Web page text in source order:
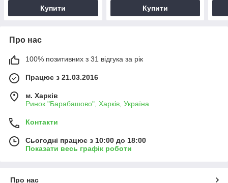
Купити Купити
Про нас
100% позитивних з 31 відгука за рік
Працює з 21.03.2016
м. Харків
Ринок "Барабашово", Харків, Україна
Контакти
Сьогодні працює з 10:00 до 18:00
Показати весь графік роботи
Про нас